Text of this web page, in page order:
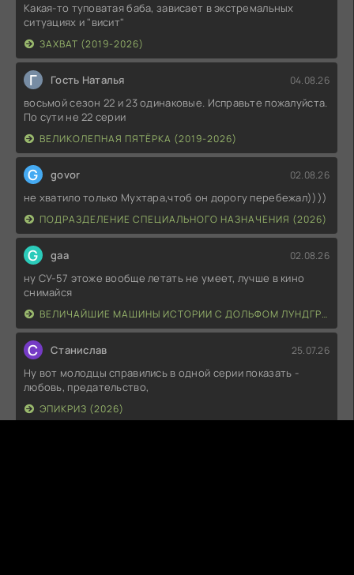
Какая-то туповатая баба, зависает в экстремальных
ситуациях и "висит"
ЗАХВАТ (2019-2026)
Г Гость Наталья 04.08.26
восьмой сезон 22 и 23 одинаковые. Исправьте пожалуйста.
По сути не 22 серии
ВЕЛИКОЛЕПНАЯ ПЯТЁРКА (2019-2026)
G govor 02.08.26
не хватило только Мухтара,чтоб он дорогу перебежал))))
ПОДРАЗДЕЛЕНИЕ СПЕЦИАЛЬНОГО НАЗНАЧЕНИЯ (2026)
G gaa 02.08.26
ну СУ-57 этоже вообще летать не умеет, лучше в кино
снимайся
ВЕЛИЧАЙШИЕ МАШИНЫ ИСТОРИИ С ДОЛЬФОМ ЛУНДГРЕНОМ (2026)
С Станислав 25.07.26
Ну вот молодцы справились в одной серии показать -
любовь, предательство,
ЭПИКРИЗ (2026)